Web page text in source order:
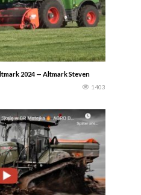
2024 — Altmark Steven
1403